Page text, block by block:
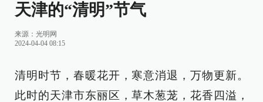
天津的“清明”节气
来源： 光明网
2024-04-04 08:15
清明时节，春暖花开，寒意消退，万物更新。
此时的天津市东丽区，草木葱茏，花香四溢，